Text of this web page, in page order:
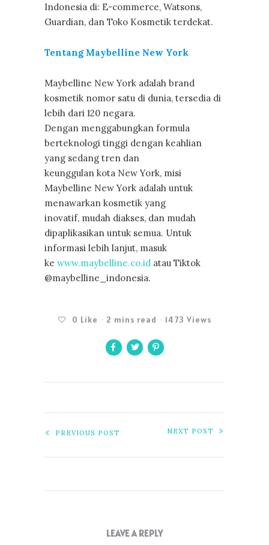
Indonesia di: E-commerce, Watsons,
Guardian, dan Toko Kosmetik terdekat.
Tentang Maybelline New York
Maybelline New York adalah brand
kosmetik nomor satu di dunia, tersedia di
lebih dari 120 negara.
Dengan menggabungkan formula
berteknologi tinggi dengan keahlian
yang sedang tren dan
keunggulan kota New York, misi
Maybelline New York adalah untuk
menawarkan kosmetik yang
inovatif, mudah diakses, dan mudah
dipaplikasikan untuk semua. Untuk
informasi lebih lanjut, masuk
ke www.maybelline.co.id atau Tiktok
@maybelline_indonesia.
0 Like 2 mins read 1473 Views
PREVIOUS POST NEXT POST
LEAVE A REPLY